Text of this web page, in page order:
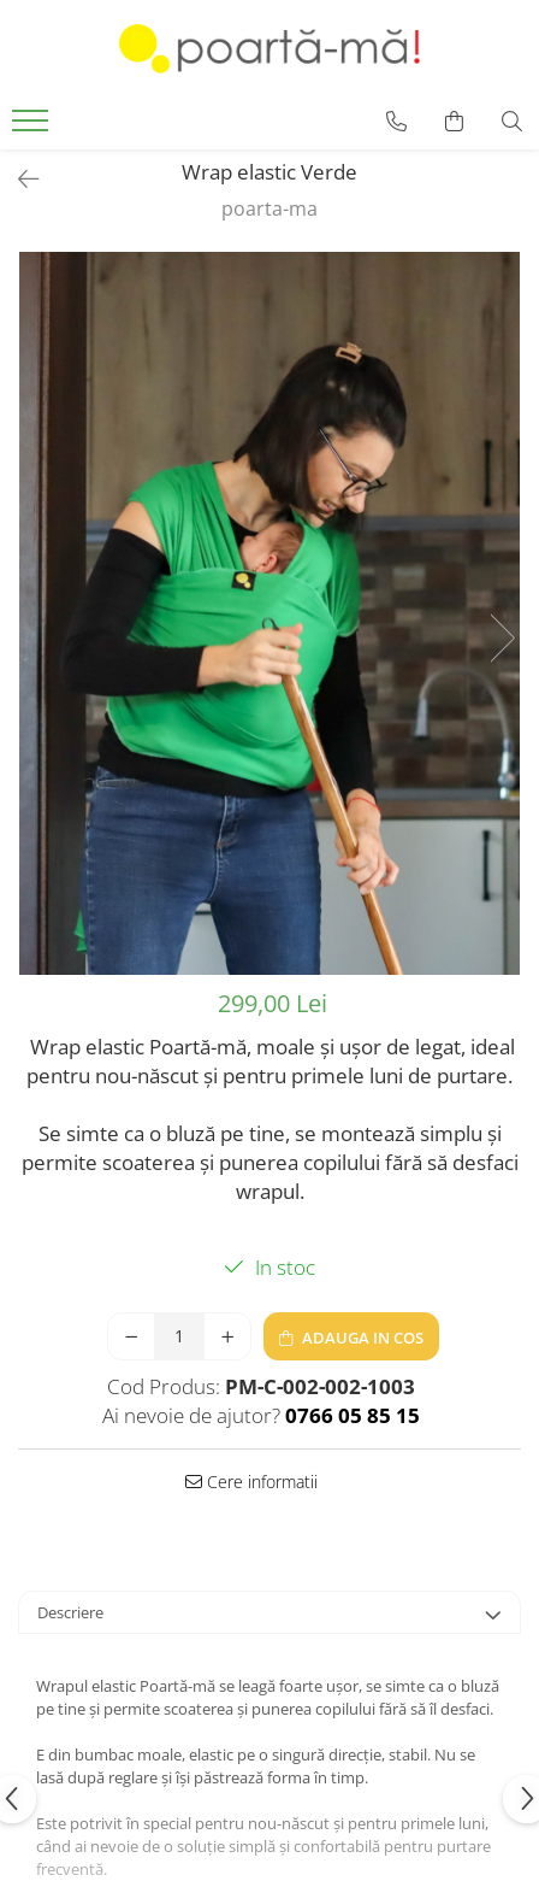
Borsete
Accesorii Luna
Card cadou
Wrap elastic Verde
poarta-ma
299,00 Lei
Wrap elastic Poartă-mă, moale și ușor de legat, ideal
pentru nou-născut și pentru primele luni de purtare.
Se simte ca o bluză pe tine, se montează simplu și
permite scoaterea și punerea copilului fără să desfaci
wrapul.
In stoc
ADAUGA IN COS
Cod Produs: PM-C-002-002-1003
Ai nevoie de ajutor?0766 05 85 15
Cere informatii
Descriere
Wrapul elastic Poartă-mă se leagă foarte ușor, se simte ca o bluză
pe tine și permite scoaterea și punerea copilului fără să îl desfaci.
E din bumbac moale, elastic pe o singură direcție, stabil. Nu se
lasă după reglare și își păstrează forma în timp.
Este potrivit în special pentru nou-născut și pentru primele luni,
când ai nevoie de o soluție simplă și confortabilă pentru purtare
frecventă.